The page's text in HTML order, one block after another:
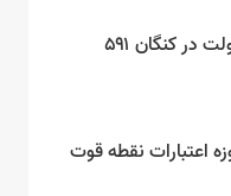
افتتاح پروژه‌های هفته دولت در کنگان ۵۹۱
اعتبارات نقطه قوت